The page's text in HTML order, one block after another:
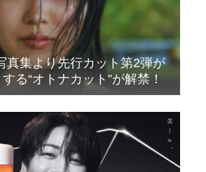
真集より先行カット第2弾が
る“オトナカット”が解禁！